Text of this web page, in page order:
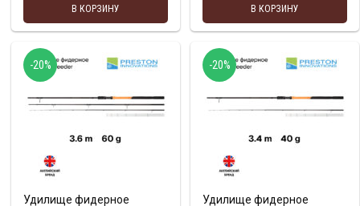
В КОРЗИНУ В КОРЗИНУ
Удилище фидерное
-20%
Удилище фидерное
-20%